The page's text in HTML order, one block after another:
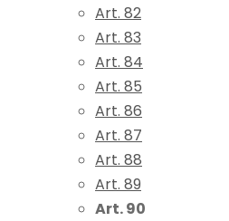
Art. 82
Art. 83
Art. 84
Art. 85
Art. 86
Art. 87
Art. 88
Art. 89
Art. 90